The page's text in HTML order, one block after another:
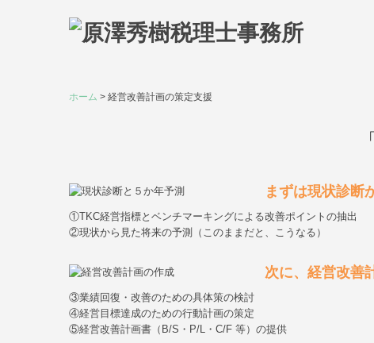
ホーム 経営改善計画の策定支援
まずは現状診断
①TKC経営指標とベンチマーキングによる改善ポイントの抽出
②現状から見た将来の予測（このままだと、こうなる）
次に、経営改善
③業績回復・改善のための具体策の検討
④経営目標達成のための行動計画の策定
⑤経営改善計画書（B/S・P/L・C/F 等）の提供